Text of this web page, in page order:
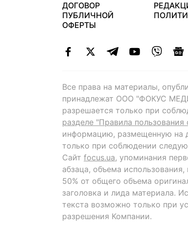
ДОГОВОР
ПУБЛИЧНОЙ
ОФЕРТЫ
Все права на материалы,
принадлежат ООО "ФОКУС
разрешается только при
разделе "Правила пользования
информацию, размещенную на
только при соблюдении
Сайт focus.ua, упоминания
абзаца, объема
50% от общего объема
заголовка и лида материала.
текста возможно только при
разрешения Компании.